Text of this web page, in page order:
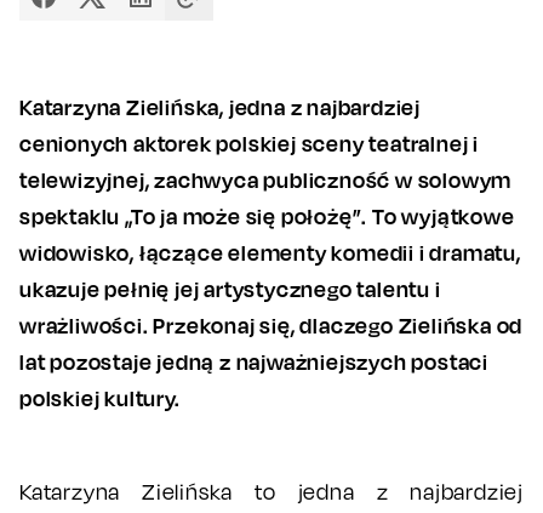
Katarzyna Zielińska, jedna z najbardziej
cenionych aktorek polskiej sceny teatralnej i
telewizyjnej, zachwyca publiczność w solowym
spektaklu „To ja może się położę”. To wyjątkowe
widowisko, łączące elementy komedii i dramatu,
ukazuje pełnię jej artystycznego talentu i
wrażliwości. Przekonaj się, dlaczego Zielińska od
lat pozostaje jedną z najważniejszych postaci
polskiej kultury.
Katarzyna Zielińska to jedna z najbardziej